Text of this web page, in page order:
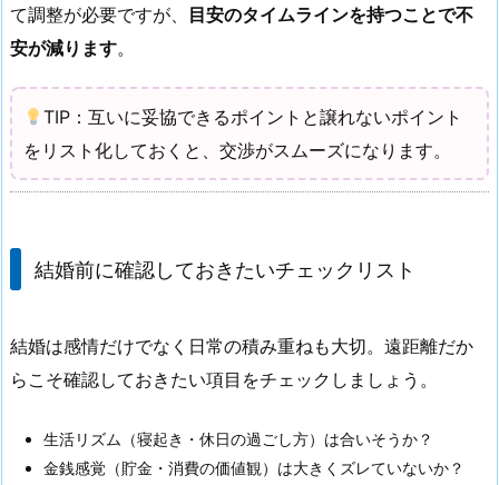
て調整が必要ですが、 目安のタイムラインを持つことで不
安が減ります。
TIP：互いに妥協できるポイントと譲れないポイント
をリスト化しておくと、交渉がスムーズになります。
結婚前に確認しておきたいチェックリスト
結婚は感情だけでなく日常の積み重ねも大切。遠距離だか
らこそ確認しておきたい項目をチェックしましょう。
生活リズム（寝起き・休日の過ごし方）は合いそうか？
金銭感覚（貯金・消費の価値観）は大きくズレていないか？